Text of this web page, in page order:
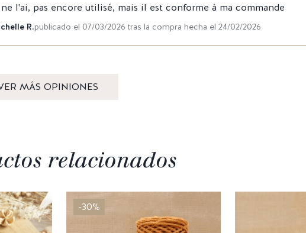
l'ai, pas encore utilisé, mais il est conforme à ma commande
R.publicado el 07/03/2026 tras la compra hecha el 24/02/2026
MÁS OPINIONES
relacionados
-30%